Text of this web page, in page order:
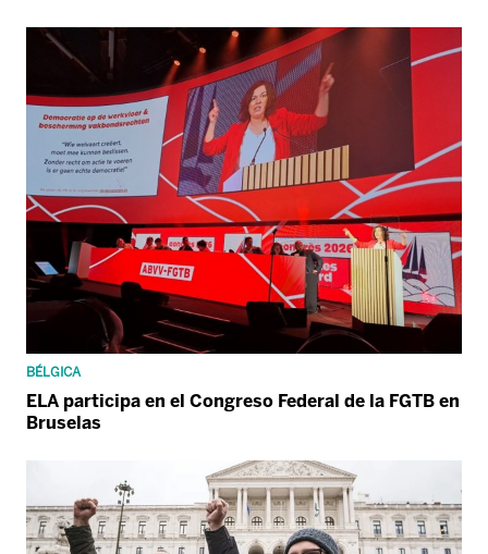
BÉLGICA
ELA participa en el Congreso Federal de la FGTB en
Bruselas